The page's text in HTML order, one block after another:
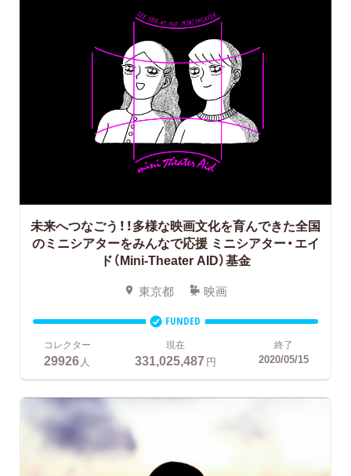
未来へつなごう！！多様な映画文化を育んできた全国
のミニシアターをみんなで応援ミニシアター・エイ
ド（Mini-Theater AID）基金
東京都 映画
FUNDED
コレクター
29926 人
現在
331,025,487円
終了
2020/05/15